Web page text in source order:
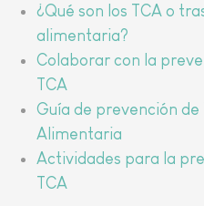
¿Qué son los TCA o
alimentaria?
Colaborar con la
TCA
Guía de prevención
Alimentaria
Actividades para la
TCA